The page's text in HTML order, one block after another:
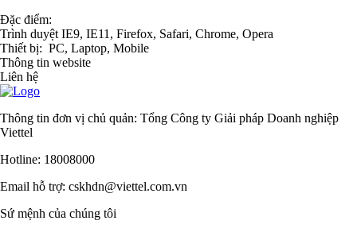
Đặc điểm:
Trình duyệt IE9, IE11, Firefox, Safari, Chrome, Opera
Thiết bị: PC, Laptop, Mobile
Thông tin website
Liên hệ
Thông tin đơn vị chủ quản: Tổng Công ty Giải pháp Doanh nghiệp
Viettel
Hotline: 18008000
Email hỗ trợ: cskhdn@viettel.com.vn
Sứ mệnh của chúng tôi